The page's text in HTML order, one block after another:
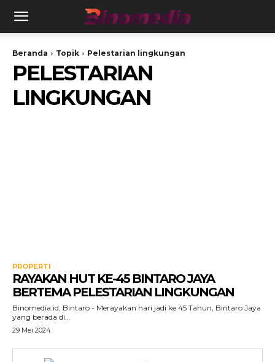
Beranda Topik Pelestarian lingkungan
PELESTARIAN
LINGKUNGAN
PROPERTI
RAYAKAN HUT KE-45 BINTARO JAYA
BERTEMA PELESTARIAN LINGKUNGAN
Binomedia.id, Bintaro - Merayakan hari jadi ke 45 Tahun, Bintaro Jaya
yang berada di...
29 Mei 2024